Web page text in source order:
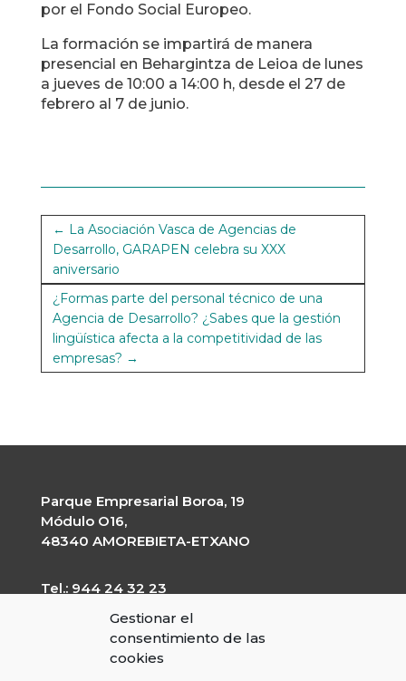
Gestionar el
consentimiento de las
cookies
por el Fondo Social Europeo.
La formación se impartirá de manera
presencial en Behargintza de Leioa de lunes
a jueves de 10:00 a 14:00 h, desde el 27 de
febrero al 7 de junio.
← La Asociación Vasca de Agencias de
Desarrollo, GARAPEN celebra su XXX
aniversario
¿Formas parte del personal técnico de una
Agencia de Desarrollo? ¿Sabes que la gestión
lingüística afecta a la competitividad de las
empresas? →
Parque Empresarial Boroa, 19
Módulo O16,
48340 AMOREBIETA-ETXANO
Tel.: 944 24 32 23
CIF: G-20227203